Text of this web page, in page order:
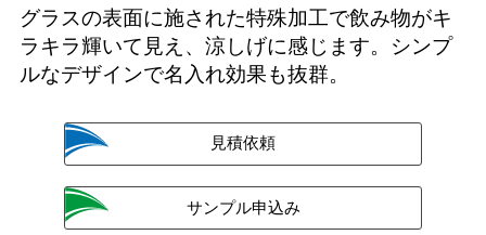
グラスの表面に施された特殊加工で飲み物がキ
ラキラ輝いて見え、涼しげに感じます。シンプ
ルなデザインで名入れ効果も抜群。